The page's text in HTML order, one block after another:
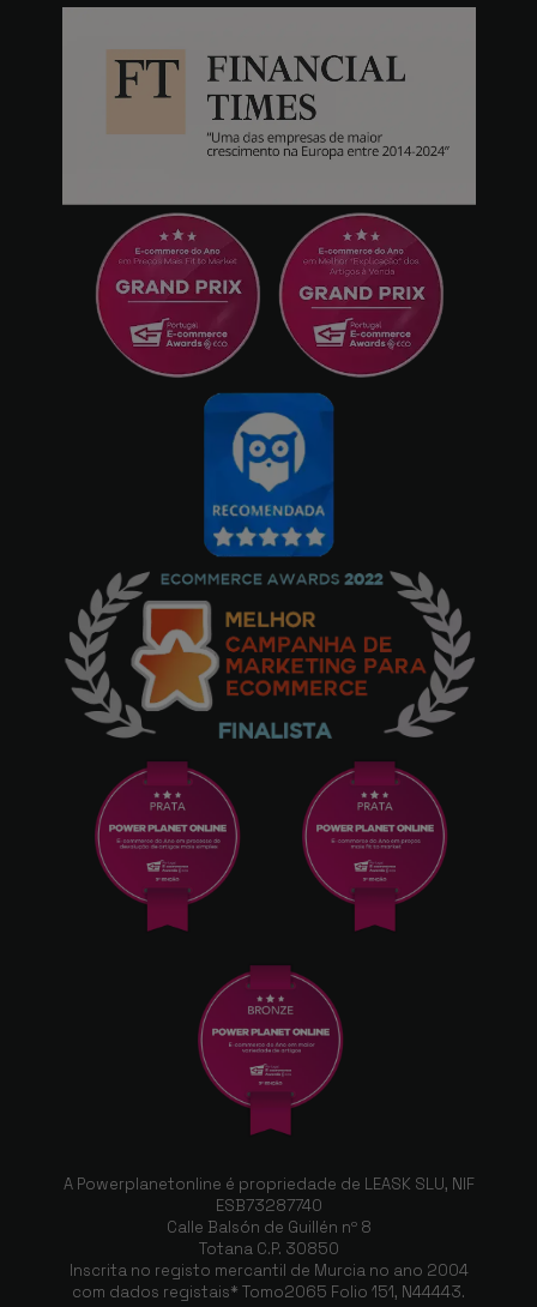
A Powerplanetonline é propriedade de LEASK SLU, NIF
ESB73287740
Calle Balsón de Guillén nº 8
Totana C.P. 30850
Inscrita no registo mercantil de Murcia no ano 2004
com dados registais* Tomo2065 Folio 151, N44443.